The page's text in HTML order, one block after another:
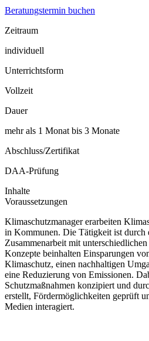
Beratungstermin buchen
Zeitraum
individuell
Unterrichtsform
Vollzeit
Dauer
mehr als 1 Monat bis 3 Monate
Abschluss/Zertifikat
DAA-Prüfung
Inhalte
Voraussetzungen
Klimaschutzmanager erarbeiten
in Kommunen. Die Tätigkeit ist durch
Zusammenarbeit mit
Konzepte beinhalten Einsparungen
Klimaschutz, einen nachhaltigen
eine Reduzierung von Emissionen.
Schutzmaßnahmen konzipiert und
erstellt, Fördermöglichkeiten geprüft
Medien interagiert.